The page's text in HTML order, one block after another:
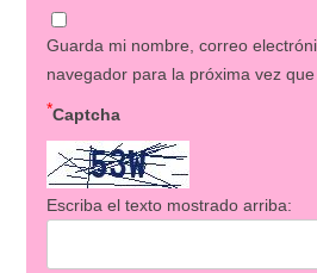
Guarda mi nombre, correo
navegador para la próxima vez
Captcha
*
Escriba el texto mostrado arriba: